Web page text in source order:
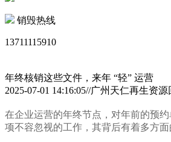
销毁热线
13711115910
年终核销这些文件，来年 “轻” 运营
2025-07-01 14:16:05//广州天仁再生资
在企业运营的年终节点，对年前的预
项不容忽视的工作，其背后有着多方面